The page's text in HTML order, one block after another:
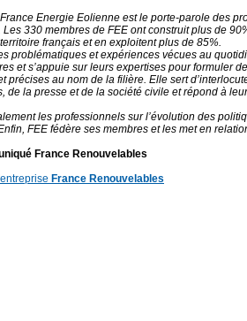
Energie Eolienne est le porte-parole des
330 membres de FEE ont construit plus de
français et en exploitent plus de 85%.
problématiques et expériences vécues au
et s’appuie sur leurs expertises pour formuler
précises au nom de la filière. Elle sert
de la presse et de la société civile et répond à
les professionnels sur l’évolution des
FEE fédère ses membres et les met en
France Renouvelables
France Renouvelables